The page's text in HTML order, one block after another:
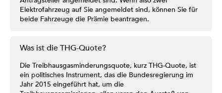
Elektrofahrzeug auf Sie angemeldet sind, können Sie für
beide Fahrzeuge die Prämie beantragen.
Was ist die THG-Quote?
Die Treibhausgasminderungsquote, kurz THG-Quote, ist
ein politisches Instrument, das die Bundesregierung im
Jahr 2015 eingeführt hat, um die